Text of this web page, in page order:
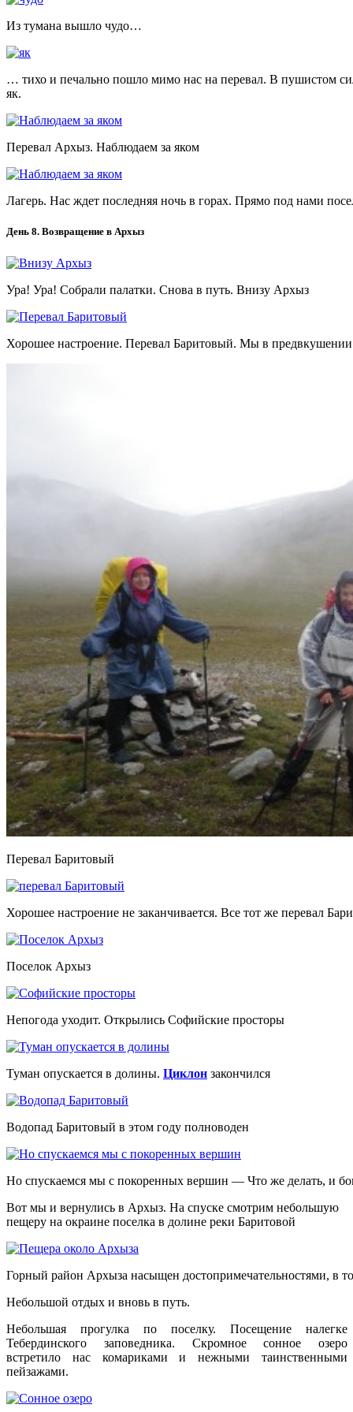
Из тумана вышло чудо…
… тихо и печально пошло мимо нас на перевал. В пушистом
як.
Перевал Архыз. Наблюдаем за яком
Лагерь. Нас ждет последняя ночь в горах. Прямо под нами
День 8. Возвращение в Архыз
Ура! Ура! Собрали палатки. Снова в путь. Внизу Архыз
Хорошее настроение. Перевал Баритовый. Мы в
Перевал Баритовый
Хорошее настроение не заканчивается. Все тот же перевал
Поселок Архыз
Непогода уходит. Открылись Софийские просторы
Туман опускается в долины. Циклон закончился
Водопад Баритовый в этом году полноводен
Но спускаемся мы с покоренных вершин — Что же делать, и
Вот мы и вернулись в Архыз. На спуске смотрим небольшую
пещеру на окраине поселка в долине реки Баритовой
Горный район Архыза насыщен достопримечательностями, в
Небольшой отдых и вновь в путь.
Небольшая прогулка по поселку. Посещение налегке
Тебердинского заповедника. Скромное сонное озеро
встретило нас комариками и нежными таинственными
пейзажами.